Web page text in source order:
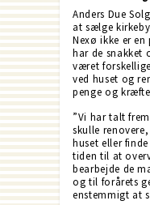
Anders Due
at sælge
Nexø ikke er
har de snakket
været
ved huset og
penge og
”Vi har talt
skulle
huset eller
tiden til at
bearbejde de
og til forårets
enstemmigt at